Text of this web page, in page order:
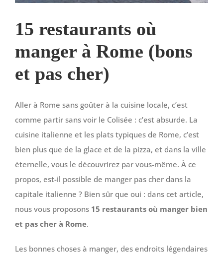
15 restaurants où
manger à Rome (bons
et pas cher)
Aller à Rome sans goûter à la cuisine locale, c’est
comme partir sans voir le Colisée : c’est absurde. La
cuisine italienne et les plats typiques de Rome, c’est
bien plus que de la glace et de la pizza, et dans la ville
éternelle, vous le découvrirez par vous-même. À ce
propos, est-il possible de manger pas cher dans la
capitale italienne ? Bien sûr que oui : dans cet article,
nous vous proposons 15 restaurants où manger bien
et pas cher à Rome.
Les bonnes choses à manger, des endroits légendaires